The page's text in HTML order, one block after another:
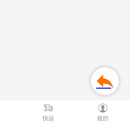
快运 我的